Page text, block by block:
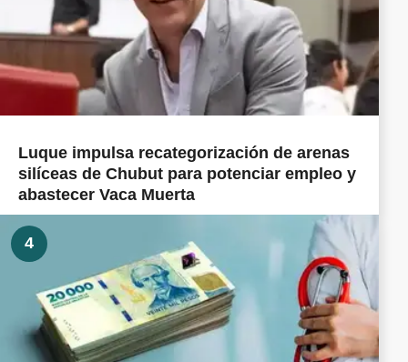
Luque impulsa recategorización de arenas
silíceas de Chubut para potenciar empleo y
abastecer Vaca Muerta
4